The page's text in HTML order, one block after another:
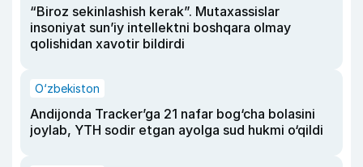
“Biroz sekinlashish kerak”. Mutaxassislar
insoniyat sun’iy intellektni boshqara olmay
qolishidan xavotir bildirdi
O‘zbekiston
Andijonda Tracker’ga 21 nafar bog‘cha bolasini
joylab, YTH sodir etgan ayolga sud hukmi o‘qildi